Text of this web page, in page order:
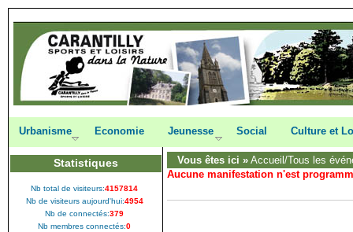
Urbanisme Economie Jeunesse Social Culture et
Statistiques
Nb total de visiteurs:4157814
Nb de visiteurs aujourd'hui:4954
Nb de connectés:379
Nb membres connectés:0
Vous êtes ici » Accueil /Tous les
Aucune manifestation n'est